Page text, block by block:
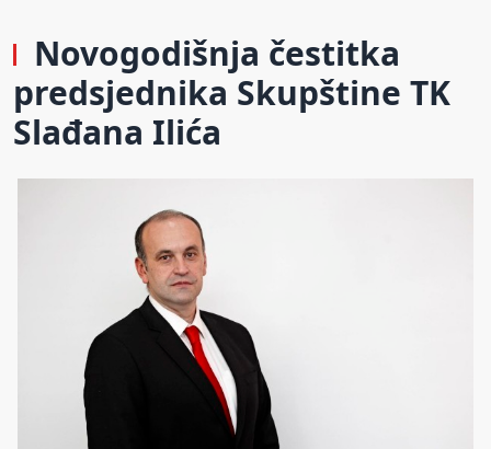
Novogodišnja čestitka
predsjednika Skupštine TK
Slađana Ilića